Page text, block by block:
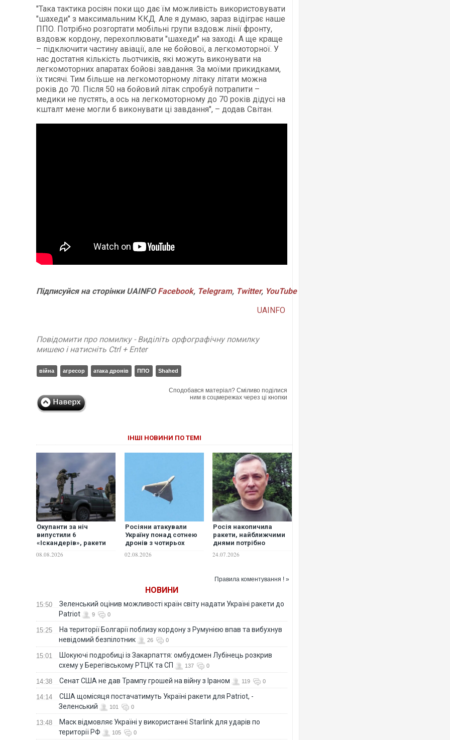
"Така тактика росіян поки що дає їм можливість використовувати
"шахеди" з максимальним ККД. Але я думаю, зараз відіграє наше
ППО. Потрібно розгортати мобільні групи вздовж лінії фронту,
вздовж кордону, перехоплювати "шахеди" на заході. А ще краще
– підключити частину авіації, але не бойової, а легкомоторної. У
нас достатня кількість льотчиків, які можуть виконувати на
легкомоторних апаратах бойові завдання. За моїми прикидками,
їх тисячі. Тим більше на легкомоторному літаку літати можна
років до 70. Після 50 на бойовий літак спробуй потрапити –
медики не пустять, а ось на легкомоторному до 70 років дідусі на
кшталт мене могли б виконувати ці завдання", – додав Світан.
Підписуйся на сторінки UAINFO Facebook, Telegram, Twitter, YouTube
UAINFO
Повідомити про помилку - Виділіть орфографічну помилку
мишею і натисніть Ctrl + Enter
війна агресор атака дронів ППО Shahed
Сподобався матеріал? Сміливо поділися
ним в соцмережах через ці кнопки
ІНШІ НОВИНИ ПО ТЕМІ
Окупанти за ніч
випустили 6
«Іскандерів», ракети
дронів різного типу
08.08.2026
Росіяни атакували
Україну понад сотнею
дронів з чотирьох
та падіння уламків
02.08.2026
Росія накопичила
ракети, найближчими
днями потрібно
реагувати на тривоги —
24.07.2026
Правила коментування ! »
НОВИНИ
15:50
Зеленський оцінив можливості країн світу надати Україні ракети до
Patriot
9 0
15:25
На території Болгарії поблизу кордону з Румунією впав та вибухнув
невідомий безпілотник
26 0
15:01
Шокуючі подробиці із Закарпаття: омбудсмен Лубінець розкрив
схему у Берегівському РТЦК та СП
137 0
14:38 Сенат США не дав Трампу грошей на війну з Іраном 119 0
14:14
США щомісяця постачатимуть Україні ракети для Patriot, -
Зеленський
101 0
13:48
Маск відмовляє Україні у використанні Starlink для ударів по
території РФ
105 0
Ворог завдав комбінованого
двоє поранених. Ще десятеро
після атаки БПЛА по ринку на
Вже вивели на тести: Ferrari